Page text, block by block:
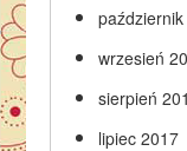
wrzesień
sierpień
lipiec 2017